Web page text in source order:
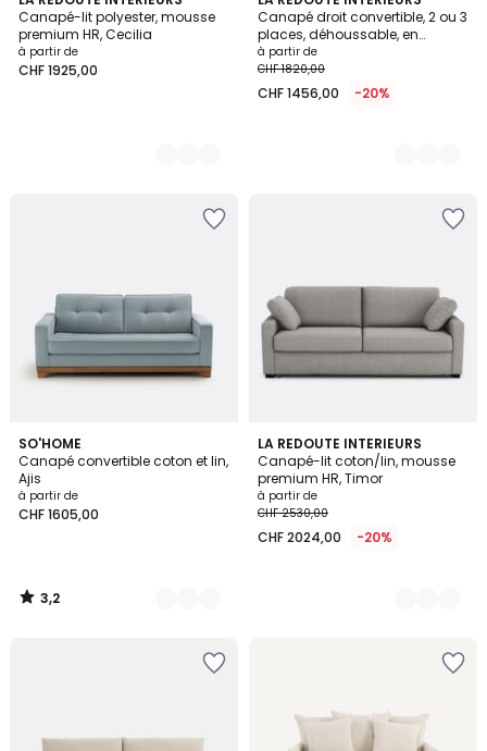
Canapé-lit polyester, mousse
premium HR, Cecilia
à partir de
CHF 1925,00
Couleurs
Canapé droit convertible, 2 ou 3
places, déhoussable, en
polyester chiné, ADELIA
à partir de
CHF 1820,00
CHF 1456,00 -20%
Couleurs
SO'HOME
Canapé convertible coton et lin,
Ajis
à partir de
CHF 1605,00
3,2
/ 5
3
Couleurs
3,2
/
LA REDOUTE INTERIEURS
Canapé-lit coton/lin, mousse
premium HR, Timor
à partir de
CHF 2530,00
CHF 2024,00 -20%
3
Couleurs